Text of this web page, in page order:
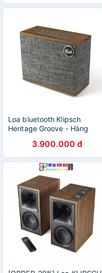
Loa bluetooth Klipsch
Heritage Groove - Hàng
3.900.000 đ